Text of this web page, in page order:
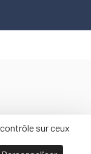
sur ceux